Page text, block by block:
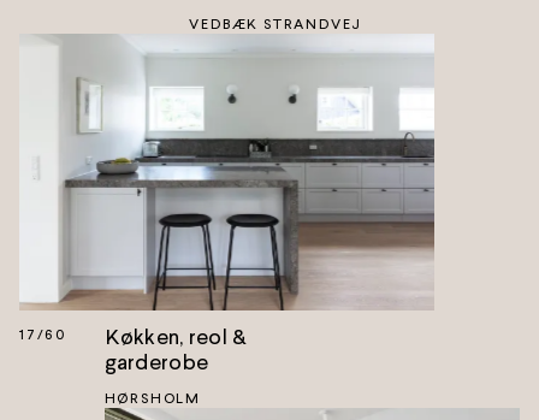
VEDBÆK STRANDVEJ
17 /60
Køkken, reol &
garderobe
HØRSHOLM